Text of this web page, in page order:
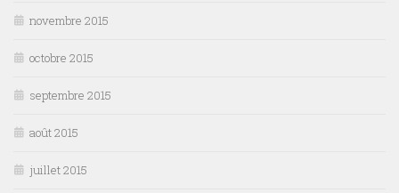
novembre 2015
octobre 2015
septembre 2015
août 2015
juillet 2015